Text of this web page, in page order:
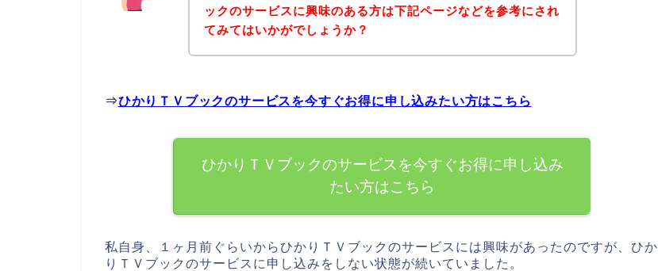
ックのサービスに興味のある方は下記ページなどを参考にされ
てみてはいかがでしょうか？
⇒ひかりＴＶブックのサービスを今すぐお得に申し込みたい方はこちら
ひかりＴＶブックのサービスを今すぐお得に申し込み
たい方はこちら
私自身、１ヶ月前ぐらいからひかりＴＶブックのサービスには興味があったのですが、ひか
りＴＶブックのサービスに申し込みをしない状態が続いていました。